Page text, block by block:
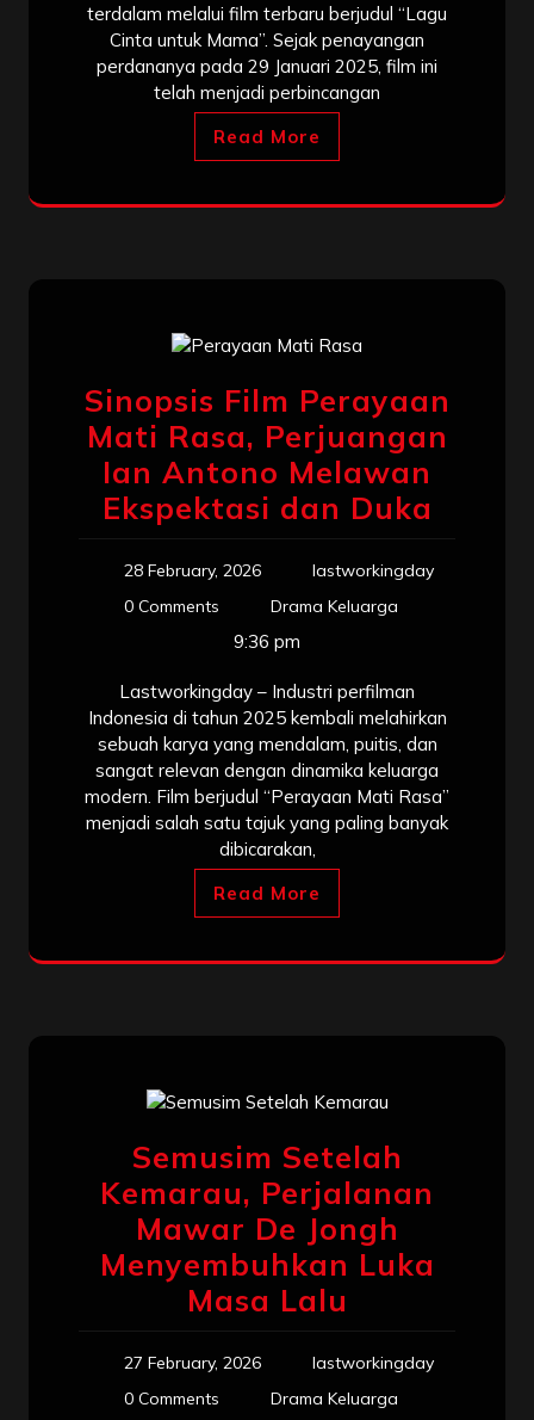
terdalam melalui film terbaru berjudul “Lagu
Cinta untuk Mama”. Sejak penayangan
perdananya pada 29 Januari 2025, film ini
telah menjadi perbincangan
Read More
Sinopsis Film Perayaan
Mati Rasa, Perjuangan
Ian Antono Melawan
Ekspektasi dan Duka
28 February, 2026
lastworkingday
0 Comments
Drama Keluarga
9:36 pm
Lastworkingday – Industri perfilman
Indonesia di tahun 2025 kembali melahirkan
sebuah karya yang mendalam, puitis, dan
sangat relevan dengan dinamika keluarga
modern. Film berjudul “Perayaan Mati Rasa”
menjadi salah satu tajuk yang paling banyak
dibicarakan,
Read More
Semusim Setelah
Kemarau, Perjalanan
Mawar De Jongh
Menyembuhkan Luka
Masa Lalu
27 February, 2026
lastworkingday
0 Comments
Drama Keluarga